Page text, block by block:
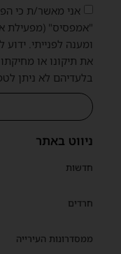
ניווט באתר
חדשות
חרדים
ממסדרונות העירייה
אני מאשר/ת כי
"אמפסיס" (מפעילת
ומענה לפנייתי.
את תיקונו או
בלעדיהם לא ניתן